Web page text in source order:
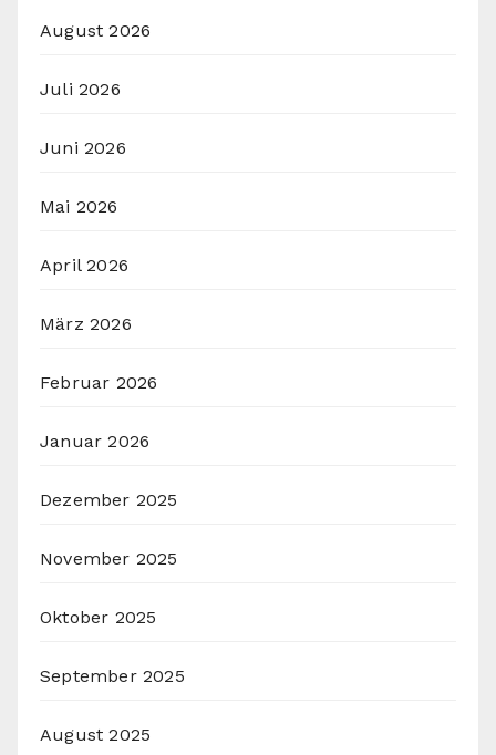
August 2026
Juli 2026
Juni 2026
Mai 2026
April 2026
März 2026
Februar 2026
Januar 2026
Dezember 2025
November 2025
Oktober 2025
September 2025
August 2025